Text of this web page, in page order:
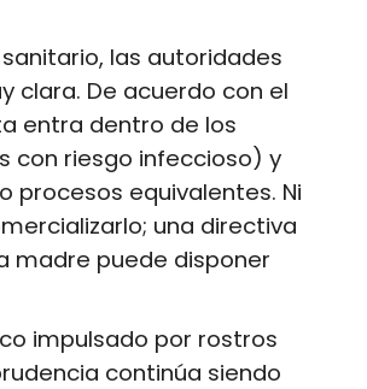
las autoridades
clara. De acuerdo con el
entra dentro de los
con riesgo infeccioso) y
procesos equivalentes. Ni
una directiva
madre puede disponer
impulsado por rostros
continúa siendo